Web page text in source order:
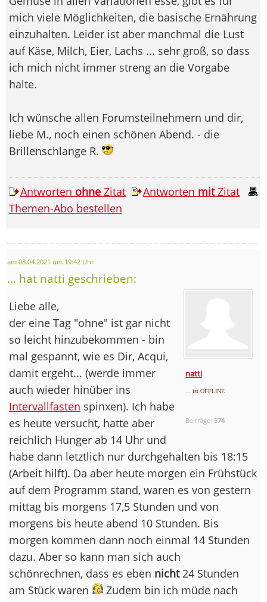
mich viele Möglichkeiten, die basische Ernährung
einzuhalten. Leider ist aber manchmal die Lust
auf Käse, Milch, Eier, Lachs ... sehr groß, so dass
ich mich nicht immer streng an die Vorgabe
halte.
Ich wünsche allen Forumsteilnehmern und dir,
liebe M., noch einen schönen Abend. - die
Brillenschlange R.
Antworten ohne Zitat Antworten mitZitat
Themen-Abo bestellen
am 08.04.2021 um 19:42 Uhr
... hat natti geschrieben:
natti
... ist OFFLINE
Beiträge: 574
Liebe alle,
der eine Tag "ohne" ist gar nicht
so leicht hinzubekommen - bin
mal gespannt, wie es Dir, Acqui,
damit ergeht... (werde immer
auch wieder hinüber ins
Intervallfasten spinxen). Ich habe
es heute versucht, hatte aber
reichlich Hunger ab 14 Uhr und
habe dann letztlich nur durchgehalten bis 18:15
(Arbeit hilft). Da aber heute morgen ein Frühstück
auf dem Programm stand, waren es von gestern
mittag bis morgens 17,5 Stunden und von
morgens bis heute abend 10 Stunden. Bis
morgen kommen dann noch einmal 14 Stunden
dazu. Aber so kann man sich auch
schönrechnen, dass es eben nicht24 Stunden
am Stück waren
Zudem bin ich müde nach